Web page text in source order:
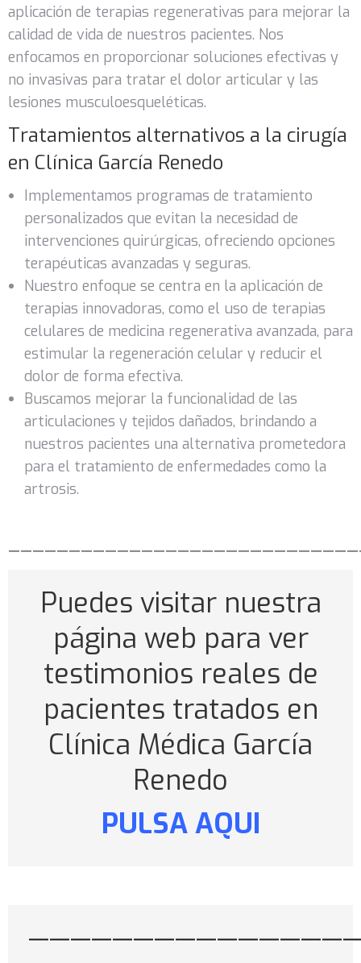
aplicación de terapias regenerativas para mejorar la
calidad de vida de nuestros pacientes. Nos
enfocamos en proporcionar soluciones efectivas y
no invasivas para tratar el dolor articular y las
lesiones musculoesqueléticas.
Tratamientos alternativos a la cirugía
en Clínica García Renedo
Implementamos programas de tratamiento
personalizados que evitan la necesidad de
intervenciones quirúrgicas, ofreciendo opciones
terapéuticas avanzadas y seguras.
Nuestro enfoque se centra en la aplicación de
terapias innovadoras, como el uso de terapias
celulares de medicina regenerativa avanzada, para
estimular la regeneración celular y reducir el
dolor de forma efectiva.
Buscamos mejorar la funcionalidad de las
articulaciones y tejidos dañados, brindando a
nuestros pacientes una alternativa prometedora
para el tratamiento de enfermedades como la
artrosis.
Puedes visitar nuestra
página web para ver
testimonios reales de
pacientes tratados en
Clínica Médica García
Renedo
PULSA AQUI